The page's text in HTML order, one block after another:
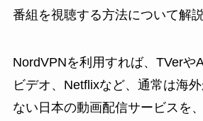
番組を視聴する方法について解説
NordVPNを利用すれば、TVerや
ビデオ、Netflixなど、通常は海
ない日本の動画配信サービスを